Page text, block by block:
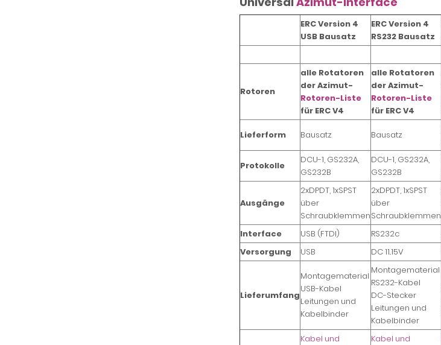
ERC Version 4
USB Bausatz
ERC Version 4
RS232 Bausatz
Rotoren
alle Rotatoren
der Azimut-
Rotoren-Liste
für ERC V4
alle Rotatoren
der Azimut-
Rotoren-Liste
für ERC V4
Lieferform Bausatz Bausatz
Protokolle
DCU-1, GS232A,
GS232B
DCU-1, GS232A,
GS232B
Ausgänge
2xDPDT, 1xSPST
über
Schraubklemmen
2xDPDT, 1xSPST
über
Schraubklemmen
Interface
USB (FTDI) RS232c
Versorgung
USB DC 11..15V
Lieferumfang
Montagematerial
USB-Kabel
Leitungen und
Kabelbinder
Montagematerial
RS232-Kabel
DC-Stecker
Leitungen und
Kabelbinder
Kabel und
Kabel und